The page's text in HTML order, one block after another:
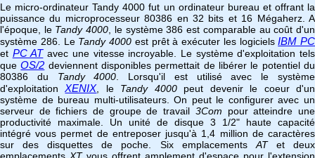
Le micro-ordinateur Tandy 4000 fut un ordinateur bureau et offrant la
puissance du microprocesseur 80386 en 32 bits et 16 Mégaherz. A
l'époque, le Tandy 4000 , le système 386 est comparable au coût d'un
système 286. Le Tandy 4000 est prêt à exécuter les logicielsIBM PC
et PC ATavec une vitesse incroyable. Le système d'exploitation tels
queOS/2 deviennent disponibles permettait de libérer le potentiel du
80386 du Tandy 4000 . Lorsqu'il est utilisé avec le système
d'exploitationXENIX, le Tandy 4000peut devenir le coeur d'un
système de bureau multi-utilisateurs. On peut le configurer avec un
serveur de fichiers de groupe de travail 3Com pour atteindre une
productivité maximale. Un unité de disque 3 1/2" haute capacité
intégré vous permet de entreposer jusqu'à 1,4 million de caractères
sur des disquettes de poche. Six emplacements ATet deux
emplacements XTvous offrent amplement d'espace pour l'extension